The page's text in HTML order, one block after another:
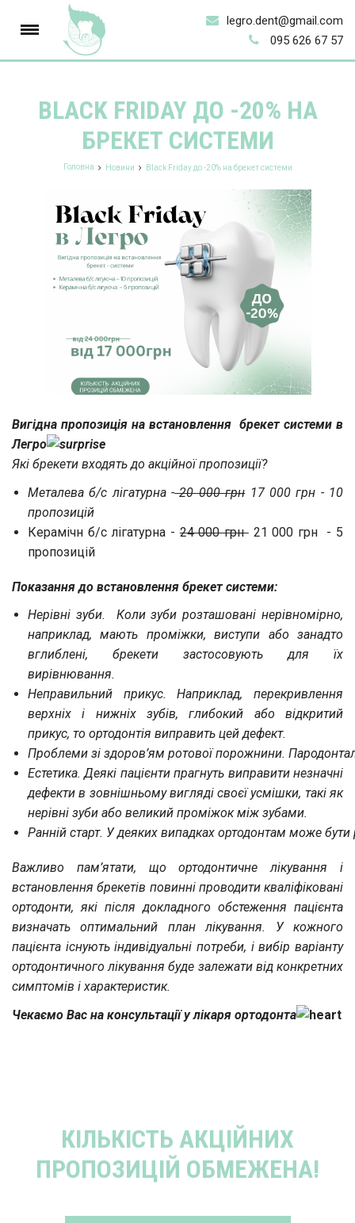
legro.dent@gmail.com
095 626 67 57
BLACK FRIDAY ДО -20% НА
БРЕКЕТ СИСТЕМИ
Головна Новини Black Friday до -20% на брекет системи
Вигідна пропозиція на встановлення брекет системи в
Легро
Які брекети входять до акційної пропозиції?
Металева б/с лігатурна -20 000 грн17 000 грн - 10
пропозицій
Керамічн б/с лігатурна -24 000 грн21 000 грн - 5
пропозицій
Показання до встановлення брекет системи:
Нерівні зуби. Коли зуби розташовані нерівномірно,
наприклад, мають проміжки, виступи або занадто
вглиблені, брекети застосовують для їх
вирівнювання.
Неправильний прикус. Наприклад, перекривлення
верхніх і нижніх зубів, глибокий або відкритий
прикус, то ортодонтія виправить цей дефект.
Проблеми зі здоров’ям ротової порожнини.
Естетика. Деякі пацієнти прагнуть виправити незначні
дефекти в зовнішньому вигляді своєї усмішки, такі як
нерівні зуби або великий проміжок між зубами.
Ранній старт. У деяких випадках ортодонтам може
Важливо пам’ятати, що ортодонтичне лікування і
встановлення брекетів повинні проводити кваліфіковані
ортодонти, які після докладного обстеження пацієнта
визначать оптимальний план лікування. У кожного
пацієнта існують індивідуальні потреби, і вибір варіанту
ортодонтичного лікування буде залежати від конкретних
симптомів і характеристик.
Чекаємо Вас на консультації у лікаря ортодонта
КІЛЬКІСТЬ АКЦІЙНИХ
ПРОПОЗИЦІЙ ОБМЕЖЕНА!